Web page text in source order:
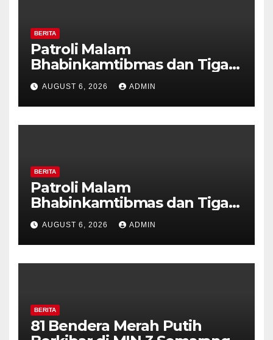
BERITA
Patroli Malam
Bhabinkamtibmas dan Tiga
Pilar Kelurahan Ungaran
Perkuat Kamtibmas, Warga
Diajak Aktifkan Ronda
AUGUST 6, 2026 ADMIN
BERITA
Patroli Malam
Bhabinkamtibmas dan Tiga
Pilar Kelurahan Ungaran
Perkuat Kamtibmas, Warga
Diajak Aktifkan Ronda
AUGUST 6, 2026 ADMIN
BERITA
81 Bendera Merah Putih